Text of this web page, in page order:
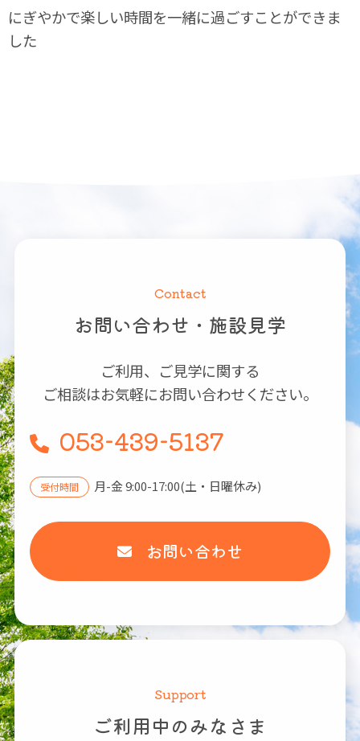
にぎやかで楽しい時間を一緒に過ごすことができま
した
Contact
お問い合わせ・施設見学
ご利用、ご見学に関する
ご相談はお気軽にお問い合わせください。
053-439-5137
受付時間 月-金 9:00-17:00(土・日曜休み)
お問い合わせ
Support
ご利用中のみなさま